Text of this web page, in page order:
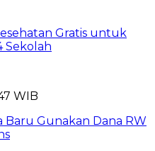
Gratis untuk
Sekolah
WIB
Baru Gunakan Dana RW